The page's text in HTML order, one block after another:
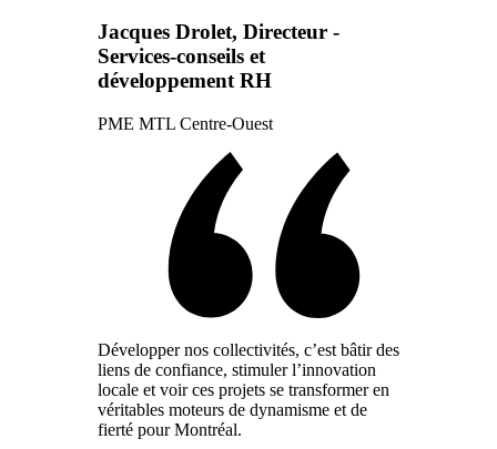
Jacques Drolet, Directeur -
Services-conseils et
développement RH
PME MTL Centre-Ouest
Développer nos collectivités, c’est bâtir des
liens de confiance, stimuler l’innovation
locale et voir ces projets se transformer en
véritables moteurs de dynamisme et de
fierté pour Montréal.